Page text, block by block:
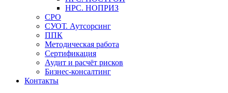
НРС. НОПРИЗ
СРО
СУОТ. Аутсорсинг
ППК
Методическая работа
Сертификация
Аудит и расчёт рисков
Бизнес-консалтинг
Контакты